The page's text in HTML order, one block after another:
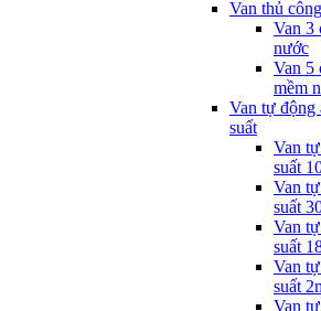
Van thủ
Van 3
nước
Van 5
mềm
Van tự động
suất
Van
suất
Van
suất
Van
suất
Van
suất
Van